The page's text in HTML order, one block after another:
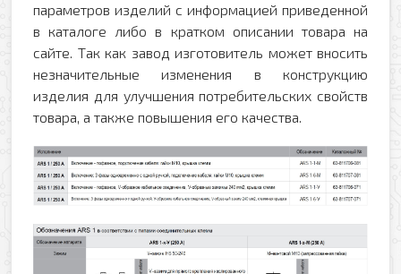
параметров изделий с информацией приведенной
в каталоге либо в кратком описании товара на
сайте. Так как завод изготовитель может вносить
незначительные изменения в конструкцию
изделия для улучшения потребительских свойств
товара, а также повышения его качества.